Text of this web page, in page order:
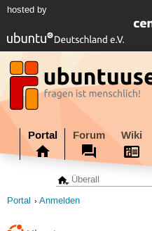
hosted by
Portal Forum Wiki
Portal Anmelden